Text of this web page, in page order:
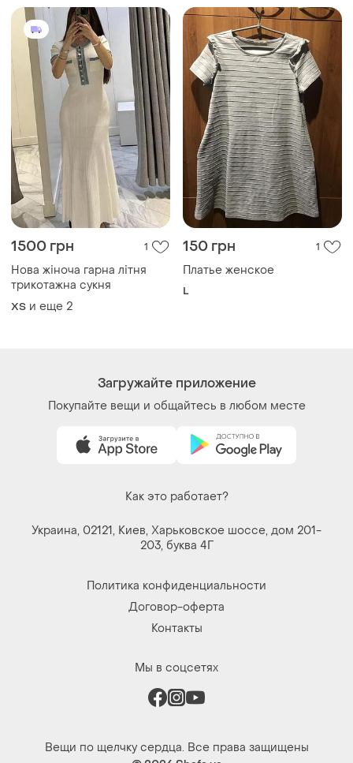
1500 грн 1
Нова жіноча гарна літня
трикотажна сукня
ХS и еще
150 грн
Платье женское
L
Загружайте приложение
Покупайте вещи и общайтесь в любом месте
Как это работает?
Украина, 02121, Киев, Харьковское шоссе, дом 201-
203, буква 4Г
Политика конфиденциальности
Контакты
© 2026Shafa.ua